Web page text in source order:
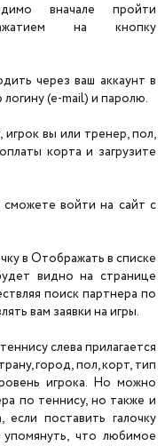
вначале пройти
на кнопку
через ваш аккаунт в
(e-mail) и паролю.
игрок вы или тренер, пол,
корта и загрузите
войти на сайт с
в Отображать в списке
видно на странице
поиск партнера по
вам заявки на игры.
слева прилагается
город, пол, корт, тип
игрока. Но можно
по теннису, но также и
поставить галочку
что любимое